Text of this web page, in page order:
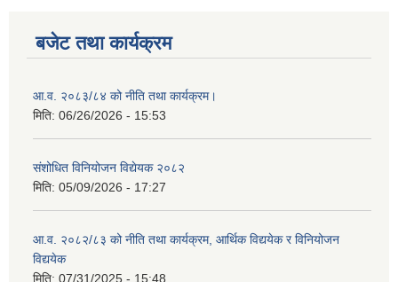
बजेट तथा कार्यक्रम
आ.व. २०८३/८४ को नीति तथा कार्यक्रम।
मिति: 06/26/2026 - 15:53
संशोधित विनियोजन विद्येयक २०८२
मिति: 05/09/2026 - 17:27
आ.व. २०८२/८३ को नीति तथा कार्यक्रम, आर्थिक विद्ययेक र विनियोजन
विद्ययेक
मिति: 07/31/2025 - 15:48